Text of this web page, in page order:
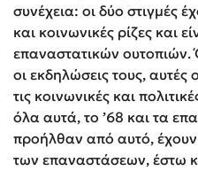
συνέχεια: οι δύο στιγμές
και κοινωνικές ρίζες και
επαναστατικών ουτοπιών.
οι εκδηλώσεις τους, αυτές
τις κοινωνικές και
όλα αυτά, το ’68 και τα
προήλθαν από αυτό, έχουν
των επαναστάσεων, έστω